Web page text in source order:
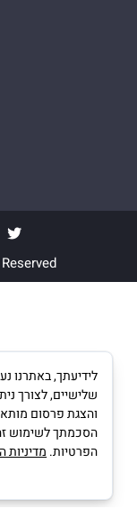
שלישיים, לצורך
והצגת פרסום
הסכמתך לשימוש
הפרטיות. מדיניות